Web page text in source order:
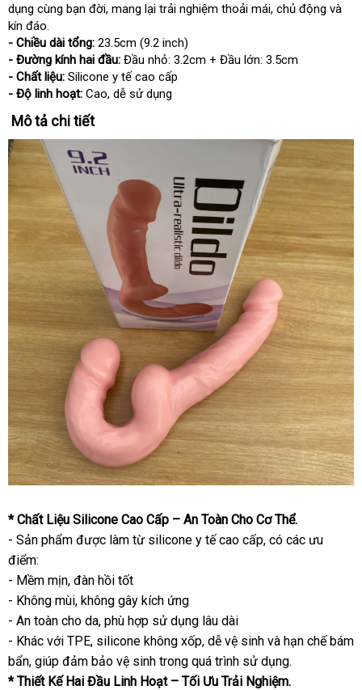
dụng cùng bạn đời, mang lại trải nghiệm thoải mái, chủ động và
kín đáo.
- Chiều dài tổng: 23.5cm (9.2 inch)
- Đường kính hai đầu: Đầu nhỏ: 3.2cm + Đầu lớn: 3.5cm
- Chất liệu: Silicone y tế cao cấp
- Độ linh hoạt: Cao, dễ sử dụng
Mô tả chi tiết
* Chất Liệu Silicone Cao Cấp – An Toàn Cho Cơ Thể.
- Sản phẩm được làm từ silicone y tế cao cấp, có các ưu
điểm:
- Mềm mịn, đàn hồi tốt
- Không mùi, không gây kích ứng
- An toàn cho da, phù hợp sử dụng lâu dài
- Khác với TPE, silicone không xốp, dễ vệ sinh và hạn chế bám
bẩn, giúp đảm bảo vệ sinh trong quá trình sử dụng.
* Thiết Kế Hai Đầu Linh Hoạt – Tối Ưu Trải Nghiệm.